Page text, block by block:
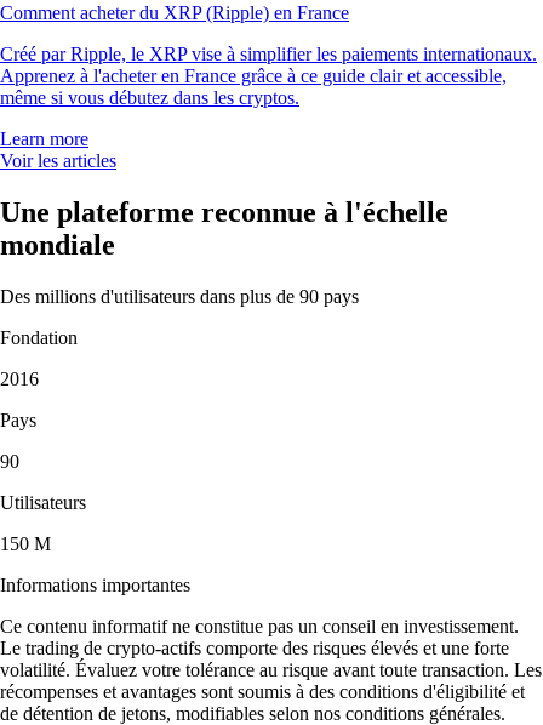
Comment acheter du XRP (Ripple) en France
Créé par Ripple, le XRP vise à simplifier les paiements internationaux.
Apprenez à l'acheter en France grâce à ce guide clair et accessible,
même si vous débutez dans les cryptos.
Learn more
Voir les articles
Une plateforme reconnue à l'échelle
mondiale
Des millions d'utilisateurs dans plus de 90 pays
Fondation
2016
Pays
90
Utilisateurs
150 M
Informations importantes
Ce contenu informatif ne constitue pas un conseil en investissement.
Le trading de crypto-actifs comporte des risques élevés et une forte
volatilité. Évaluez votre tolérance au risque avant toute transaction. Les
récompenses et avantages sont soumis à des conditions d'éligibilité et
de détention de jetons, modifiables selon nos conditions générales.